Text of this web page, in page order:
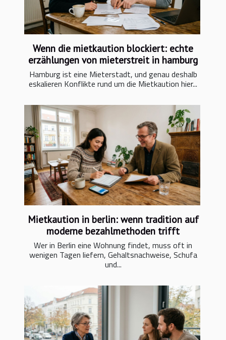
Wenn die mietkaution blockiert: echte
erzählungen von mieterstreit in hamburg
Hamburg ist eine Mieterstadt, und genau deshalb
eskalieren Konflikte rund um die Mietkaution hier...
Mietkaution in berlin: wenn tradition auf
moderne bezahlmethoden trifft
Wer in Berlin eine Wohnung findet, muss oft in
wenigen Tagen liefern, Gehaltsnachweise, Schufa
und...